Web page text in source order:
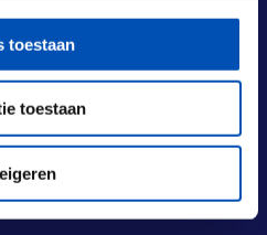
toestaan
toestaan